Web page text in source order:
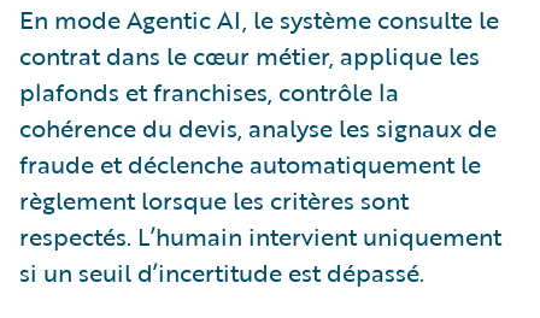
En mode Agentic AI, le système consulte le
contrat dans le cœur métier, applique les
plafonds et franchises, contrôle la
cohérence du devis, analyse les signaux de
fraude et déclenche automatiquement le
règlement lorsque les critères sont
respectés. L’humain intervient uniquement
si un seuil d’incertitude est dépassé.